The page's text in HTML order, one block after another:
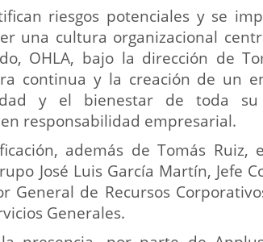
riesgos potenciales y se
una cultura organizacional
OHLA, bajo la dirección de
continua y la creación de un
y el bienestar de toda su
responsabilidad empresarial.
además de Tomás Ruiz,
José Luis García Martín, Jefe
General de Recursos
Generales.